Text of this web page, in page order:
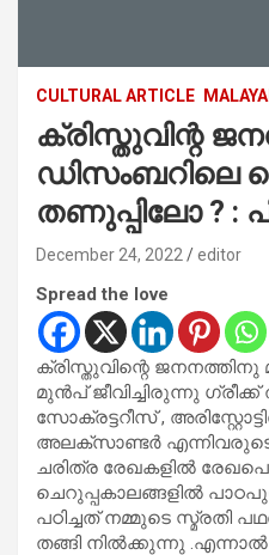
CULTURAL ARTICLE
ക്രിസ്തുവിന്റ
ഡിസംബറിലെ
തണുപ്പിലോ ? :
December 24, 2022 editor
Spread the love
ക്രിസ്തുവിന്റെ
മുൻപ് ജീവിച്ചിരുന്നു
സോക്രട്ടറീസ് ,
അലക്സാണ്ടർ
ചരിത്ര രേഖകളിൽ
ചെറുപ്പകാലങ്ങളിൽ
പഠിച്ചത് നമ്മുടെ സ്മ്രതി
തങ്ങി നിൽക്കുന്നു